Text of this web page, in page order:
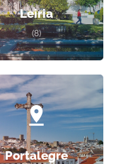
Leiria
(8)
Portalegre